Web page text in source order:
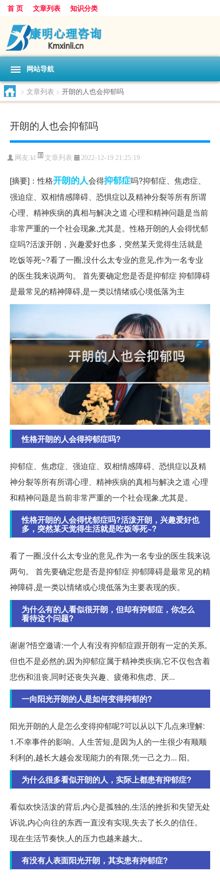
首 页 文章列表 知识分类
网站导航
> 文章列表 > 开朗的人也会抑郁吗
开朗的人也会抑郁吗
网友: kl 文章列表 2022-12-19 21:25:19
[摘要]：性格开朗的人会得抑郁症吗?抑郁症、焦虑症、
强迫症、双相情感障碍、恐惧症以及精神分裂等所有所谓
心理、精神疾病的真相与解决之道 心理和精神问题是当前
非常严重的一个社会现象,尤其是。性格开朗的人会得忧郁
症吗?活泼开朗，兴趣爱好也多，突然某天觉得生活就是
吃饭等死~?看了一圈,没什么太专业的意见,作为一名专业
的医生我来说两句。 首先要确定您是否是抑郁症 抑郁障碍
是最常见的精神障碍,是一类以情绪或心境低落为主
性格开朗的人会得抑郁症吗?
抑郁症、焦虑症、强迫症、双相情感障碍、恐惧症以及精
神分裂等所有所谓心理、精神疾病的真相与解决之道 心理
和精神问题是当前非常严重的一个社会现象,尤其是。
性格开朗的人会得忧郁症吗?活泼开朗，兴趣爱好也
多，突然某天觉得生活就是吃饭等死~?
看了一圈,没什么太专业的意见,作为一名专业的医生我来说
两句。 首先要确定您是否是抑郁症 抑郁障碍是最常见的精
神障碍,是一类以情绪或心境低落为主要表现的疾。
为什么有的人看似很开朗，但却有抑郁症，你怎么
看待这个问题?
谢谢?悟空邀请:一个人有没有抑郁症跟开朗有一定的关系,
但也不是必然的,因为抑郁症属于精神类疾病,它不仅包含着
悲伤和沮丧,同时还丧失兴趣、疲倦和焦虑、厌...
一向阳光开朗的人是如何变得抑郁的?
阳光开朗的人是怎么变得抑郁呢?可以从以下几点来理解:
1.不幸事件的影响。人生苦短,是因为人的一生很少有顺顺
利利的,越长大越会发现能力的有限,凭一己之力... 阳。
为什么很多看似开朗的人，实际上都患有抑郁症?
看似欢快活泼的背后,内心是孤独的,生活的挫折和失望无处
诉说,内心向往的东西一直没有实现,失去了长久的信任。
现在生活节奏快,人的压力也越来越大,。
有没有人表面阳光开朗，其实患有抑郁症?